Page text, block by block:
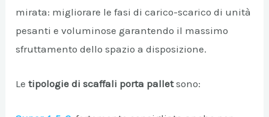
mirata: migliorare le fasi di carico-scarico di unità
pesanti e voluminose garantendo il massimo
sfruttamento dello spazio a disposizione.
Le tipologie di scaffali porta palletsono: